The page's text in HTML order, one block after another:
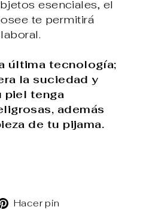
esenciales, el
te permitirá
última tecnología;
la suciedad y
piel tenga
además
de tu pijama.
Hacer pin